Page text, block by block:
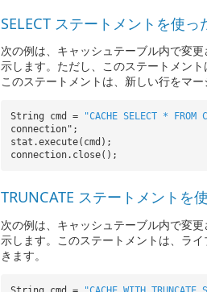
SELECT ステートメントを使っ
次の例は、キャッシュテーブル内で変
示します。ただし、このステートメン
このステートメントは、新しい行をマ
String cmd = "CACHE SELECT *
connection";
stat.execute(cmd);
connection.close();
TRUNCATE ステートメントを
次の例は、キャッシュテーブル内で変
示します。このステートメントは、ラ
きます。